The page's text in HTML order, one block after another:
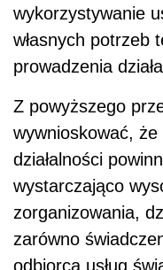
wykorzystywanie
własnych potrzeb
prowadzenia
Z powyższego
wywnioskować, że
działalności
wystarczająco
zorganizowania,
zarówno
odbiorcą usług